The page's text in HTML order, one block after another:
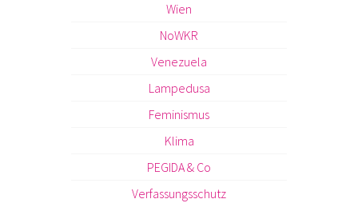
Wien
NoWKR
Venezuela
Lampedusa
Feminismus
Klima
PEGIDA & Co
Verfassungsschutz